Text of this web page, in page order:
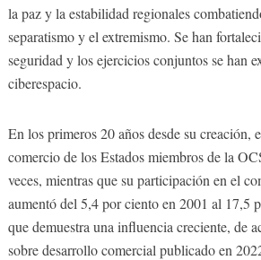
la paz y la estabilidad regionales
separatismo y el extremismo. Se han
seguridad y los ejercicios conjuntos se han
ciberespacio.
En los primeros 20 años desde su creación,
comercio de los Estados miembros de la
veces, mientras que su participación en el
aumentó del 5,4 por ciento en 2001 al 17,5
que demuestra una influencia creciente, de
sobre desarrollo comercial publicado en